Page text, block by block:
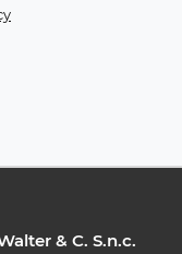
& C. S.n.c.